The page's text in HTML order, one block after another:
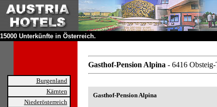
15000 Unterkünfte in Österreich.
Burgenland
Kärnten
Niederösterreich
Gasthof-Pension Alpina - 6416
Gasthof-Pension Alpina